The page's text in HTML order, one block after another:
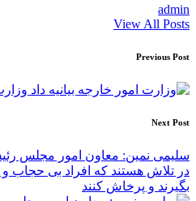
admin
View All Posts
Post
navigation
Previous Post
Next Post
سلیمی نمین: معاون امور مجلس
در تلاش هستند که افراد بی حجاب و
بگیرند و پرخاش کنند